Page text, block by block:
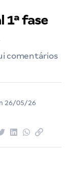
1ª fase
comentários
26/05/26